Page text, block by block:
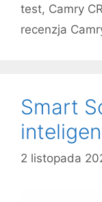
test, Camry
recenzja
Smart
2 listopada